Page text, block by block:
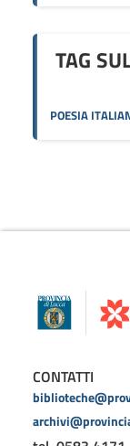
TAG
POESIA
CONTATTI